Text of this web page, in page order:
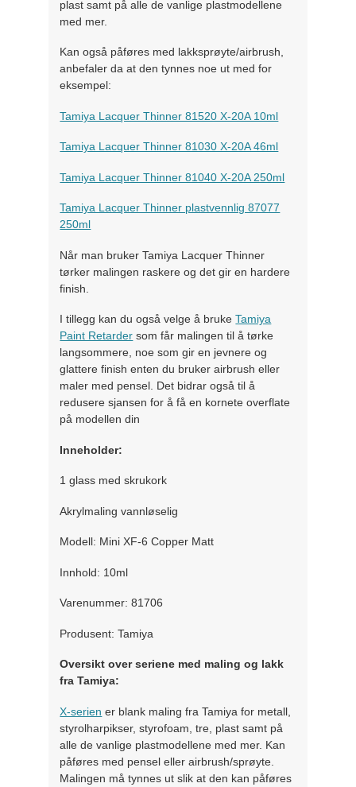
plast samt på alle de vanlige plastmodellene
med mer.
Kan også påføres med lakksprøyte/airbrush,
anbefaler da at den tynnes noe ut med for
eksempel:
Tamiya Lacquer Thinner 81520 X-20A 10ml
Tamiya Lacquer Thinner 81030 X-20A 46ml
Tamiya Lacquer Thinner 81040 X-20A 250ml
Tamiya Lacquer Thinner plastvennlig 87077
250ml
Når man bruker Tamiya Lacquer Thinner
tørker malingen raskere og det gir en hardere
finish.
I tillegg kan du også velge å brukeTamiya
Paint Retarder som får malingen til å tørke
langsommere, noe som gir en jevnere og
glattere finish enten du bruker airbrush eller
maler med pensel. Det bidrar også til å
redusere sjansen for å få en kornete overflate
på modellen din
Inneholder:
1 glass med skrukork
Akrylmaling vannløselig
Modell: Mini XF-6 Copper Matt
Innhold: 10ml
Varenummer: 81706
Produsent: Tamiya
Oversikt over seriene med maling og lakk
fra Tamiya:
X-serien er blank maling fra Tamiya for metall,
styrolharpikser, styrofoam, tre, plast samt på
alle de vanlige plastmodellene med mer. Kan
påføres med pensel eller airbrush/sprøyte.
Malingen må tynnes ut slik at den kan påføres